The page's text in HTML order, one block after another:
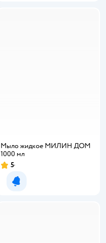
Мыло жидкое МИЛИН ДОМ
1000 мл
Рейтинг:
5
Уведомить о появлении